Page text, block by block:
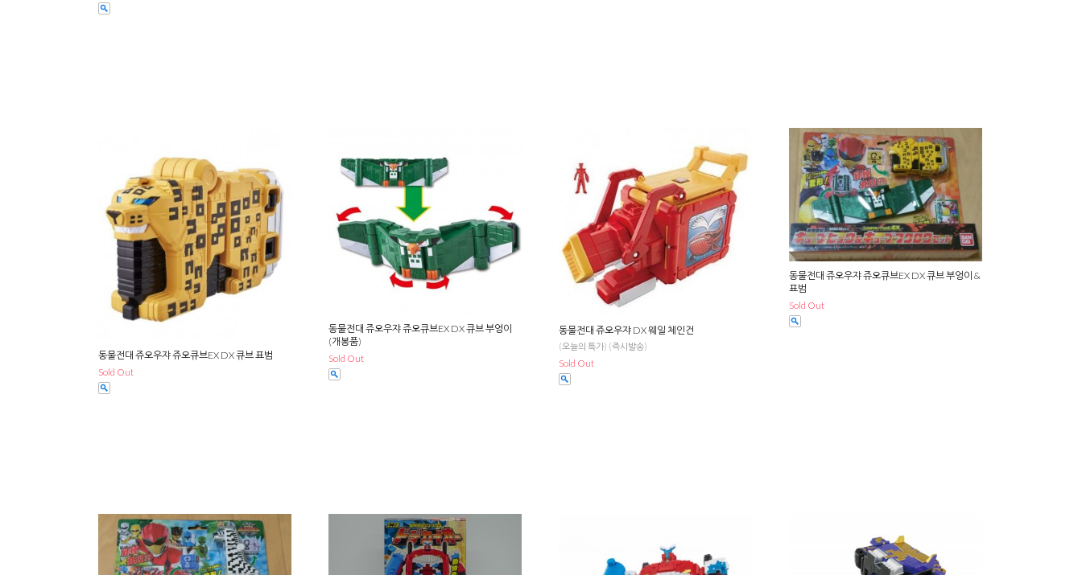
동물전대 쥬오우쟈 쥬오큐브EX DX 큐브 표범
Sold Out
동물전대 쥬오우쟈 쥬오큐브EX DX 큐브 부엉이
(개봉품)
Sold Out
동물전대 쥬오우쟈 DX 웨일 체인건
(오늘의 특가) (즉시발송)
Sold Out
동물전대 쥬오우쟈 쥬오큐브EX DX 큐브 부엉이 &
표범
Sold Out